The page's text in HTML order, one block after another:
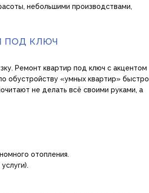
небольшими производствами,
под ключ
Ремонт квартир под ключ с акцентом
обустройству «умных квартир» быстро
не делать всё своими руками, а
отопления.